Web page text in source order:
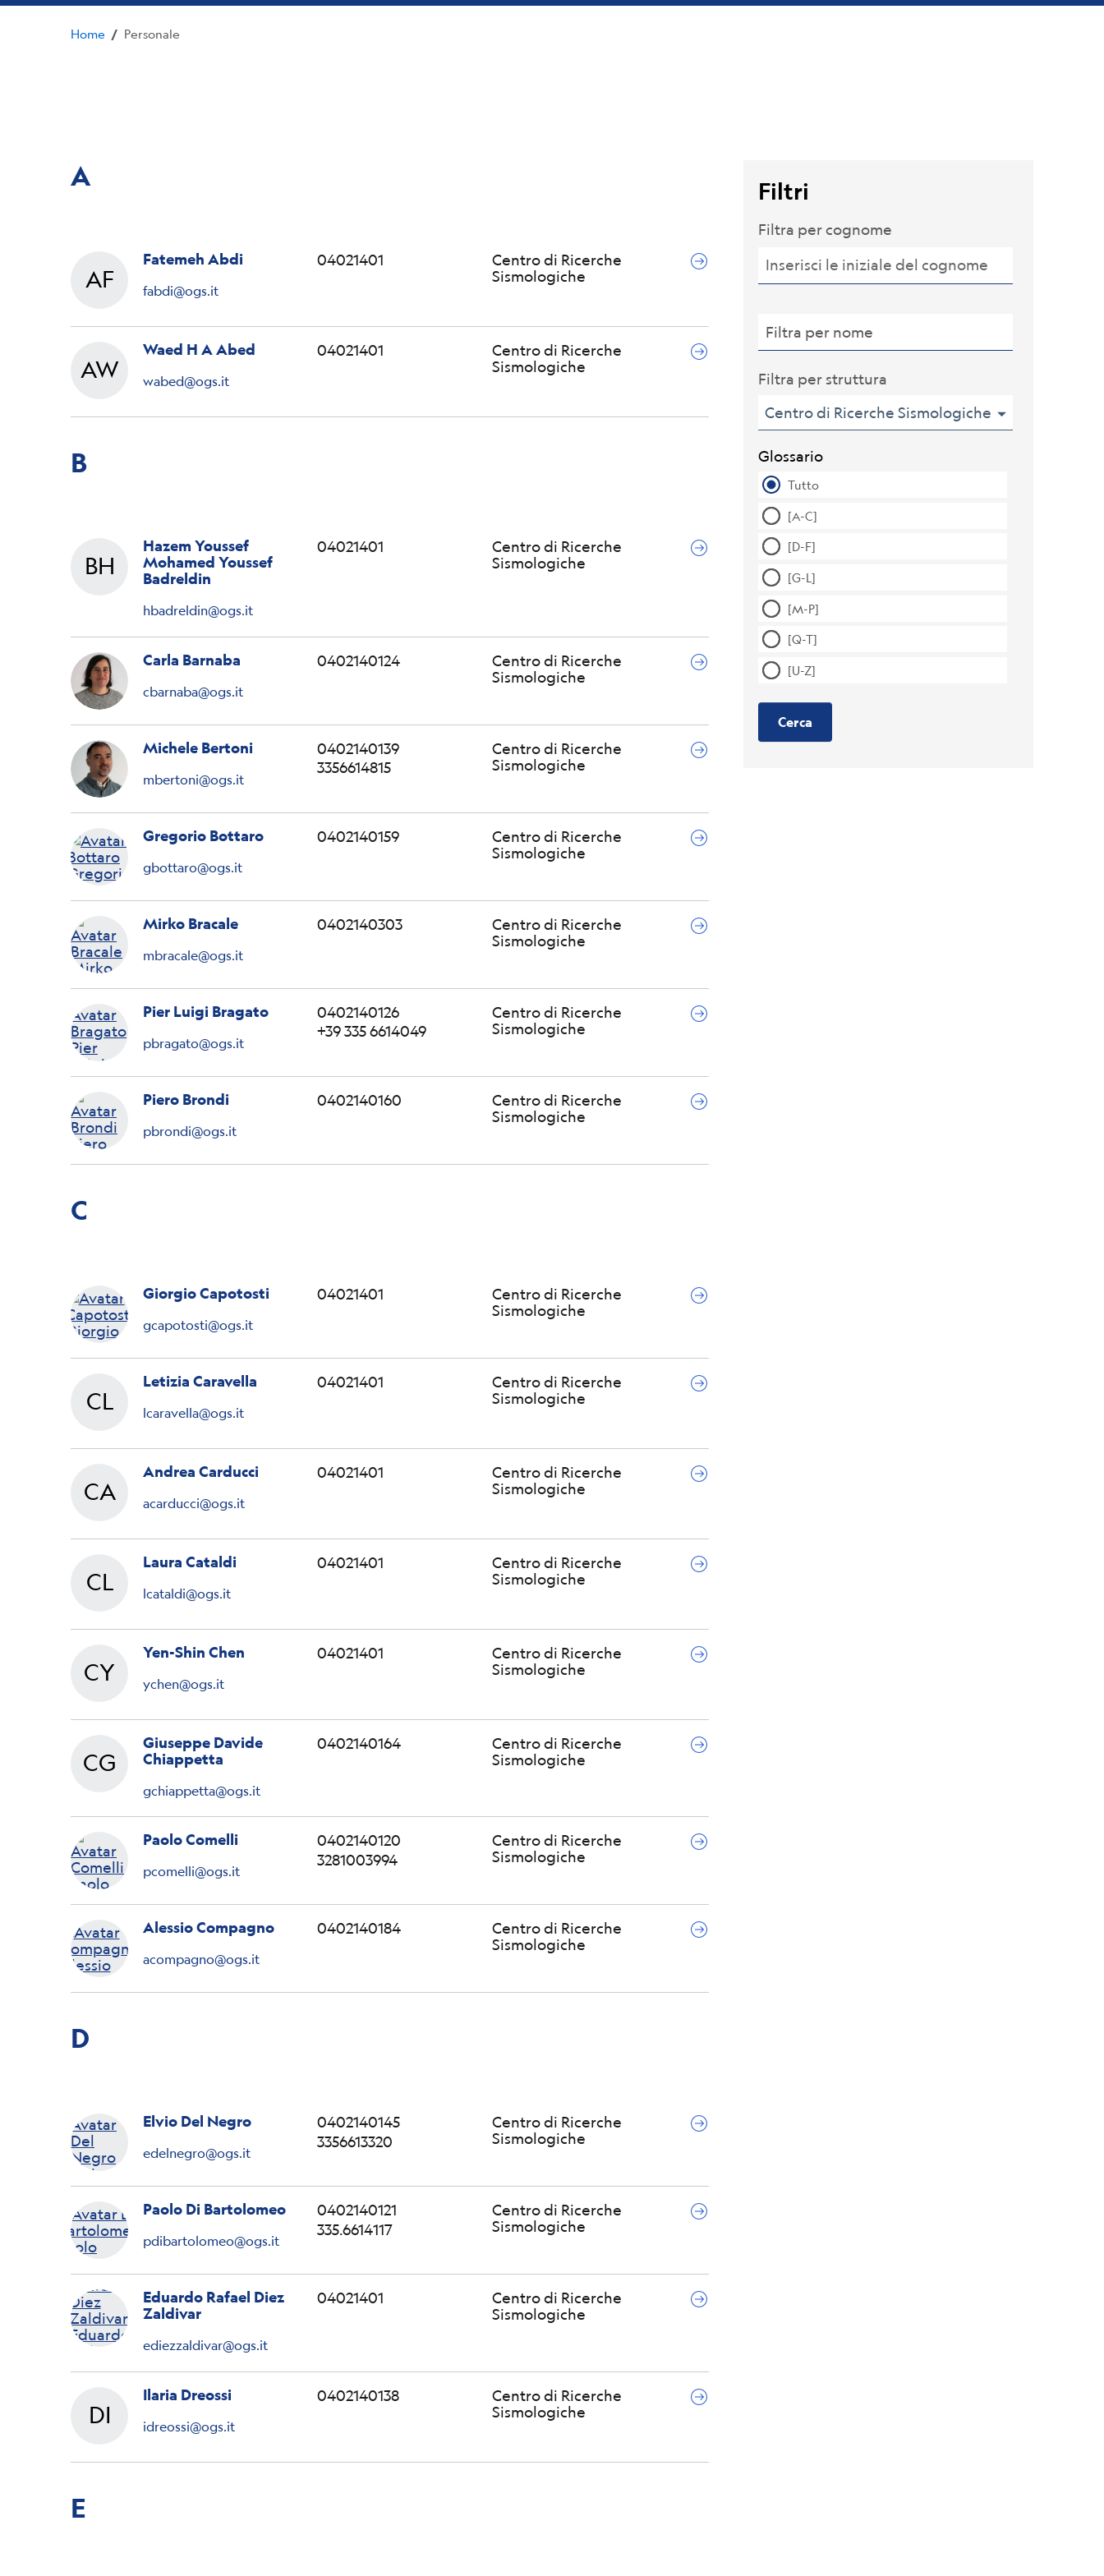
Home / Personale
A
AFFatemeh
Fatemeh Abdi
fabdi@ogs.it
04021401
Centro di Ricerche
Sismologiche
AWWaed H A
Waed H A Abed
wabed@ogs.it
04021401
Centro di Ricerche
Sismologiche
B
BHHazem Youssef Mohamed Youssef
Hazem Youssef
Mohamed Youssef
Badreldin
hbadreldin@ogs.it
04021401
Centro di Ricerche
Sismologiche
Carla Barnaba
cbarnaba@ogs.it
0402140124
Centro di Ricerche
Sismologiche
Michele Bertoni
mbertoni@ogs.it
0402140139
3356614815
Centro di Ricerche
Sismologiche
Gregorio Bottaro
gbottaro@ogs.it
0402140159
Centro di Ricerche
Sismologiche
Mirko Bracale
mbracale@ogs.it
0402140303
Centro di Ricerche
Sismologiche
Pier Luigi Bragato
pbragato@ogs.it
0402140126
+39 335 6614049
Centro di Ricerche
Sismologiche
Piero Brondi
pbrondi@ogs.it
0402140160
Centro di Ricerche
Sismologiche
C
Giorgio Capotosti
gcapotosti@ogs.it
04021401
Centro di Ricerche
Sismologiche
CL
Letizia
Letizia Caravella
lcaravella@ogs.it
04021401
Centro di Ricerche
Sismologiche
CA
Andrea
Andrea Carducci
acarducci@ogs.it
04021401
Centro di Ricerche
Sismologiche
CL
Laura
Laura Cataldi
lcataldi@ogs.it
04021401
Centro di Ricerche
Sismologiche
CYYen-Shin
Yen-Shin Chen
ychen@ogs.it
04021401
Centro di Ricerche
Sismologiche
CGGiuseppe Davide
Giuseppe Davide
Chiappetta
gchiappetta@ogs.it
0402140164
Centro di Ricerche
Sismologiche
Paolo Comelli
pcomelli@ogs.it
0402140120
3281003994
Centro di Ricerche
Sismologiche
Alessio Compagno
acompagno@ogs.it
0402140184
Centro di Ricerche
Sismologiche
D
Elvio Del Negro
edelnegro@ogs.it
0402140145
3356613320
Centro di Ricerche
Sismologiche
Paolo Di Bartolomeo
pdibartolomeo@ogs.it
0402140121
335.6614117
Centro di Ricerche
Sismologiche
Eduardo Rafael Diez
Zaldivar
ediezzaldivar@ogs.it
04021401
Centro di Ricerche
Sismologiche
DIIlaria
Ilaria Dreossi
idreossi@ogs.it
0402140138
Centro di Ricerche
Sismologiche
E
Filtri
Filtra per cognome
Filtra per nome
Filtra per struttura
Centro di Ricerche Sismologiche
Glossario
Tutto
[A-C]
[D-F]
[G-L]
[M-P]
[Q-T]
[U-Z]